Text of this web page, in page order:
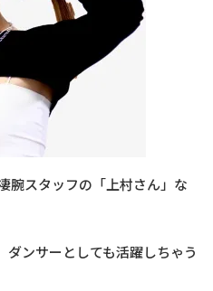
腕スタッフの「上村さん」な
ンサーとしても活躍しちゃう